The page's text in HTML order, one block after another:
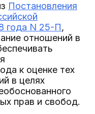
Постановления
года N 25-П,
отношений в
к оценке тех
в целях
прав и свобод.